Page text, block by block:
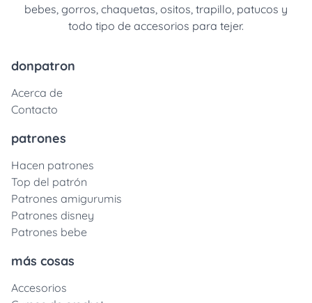
bebes, gorros, chaquetas, ositos, trapillo, patucos y
todo tipo de accesorios para tejer.
donpatron
Acerca de
Contacto
patrones
Hacen patrones
Top del patrón
Patrones amigurumis
Patrones disney
Patrones bebe
más cosas
Accesorios